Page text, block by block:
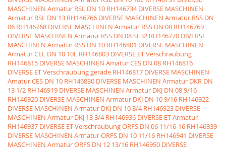
MASCHINEN Armatur RSL DN 10 RH146734 DIVERSE MASCHINEN
Armatur RSL DN 13 RH146766 DIVERSE MASCHINEN Armatur RSS DN
06 RH146768 DIVERSE MASCHINEN Armatur RSS DN 08 RH146769
DIVERSE MASCHINEN Armatur RSS DN 08 SL32 RH146770 DIVERSE
MASCHINEN Armatur RSS DN 10 RH146801 DIVERSE MASCHINEN
Armatur CEL DN 10 10L RH146803 DIVERSE ET Verschraubung
RH146815 DIVERSE MASCHINEN Amatur CES DN 08 RH146816
DIVERSE ET Verschraubung gerade RH146817 DIVERSE MASCHINEN
Amatur CES DN 10 RH146830 DIVERSE MASCHINEN Armatur DKR DN
13 1/2 RH146919 DIVERSE MASCHINEN Armatur DKJ DN 08 9/16
RH146920 DIVERSE MASCHINEN Armatur DKJ DN 10 9/16 RH146922
DIVERSE MASCHINEN Armatur DKJ DN 10 3/4 RH146923 DIVERSE
MASCHINEN Armatur DKJ 13 3/4 RH146936 DIVERSE ET Armatur
RH146937 DIVERSE ET Verschraubung ORFS DN 06 11/16-16 RH146939
DIVERSE MASCHINEN Armatur ORFS DN 10 11/16 RH146941 DIVERSE
MASCHINEN Armatur ORFS DN 12 13/16 RH146950 DIVERSE